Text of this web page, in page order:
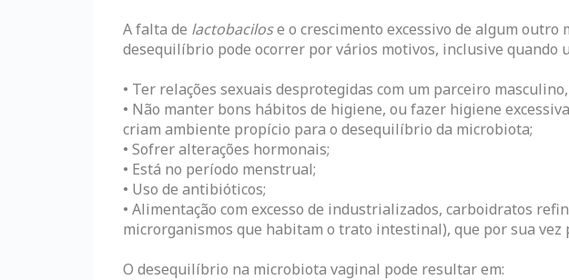
A falta de lactobacilose o crescimento excessivo de algum outro
desequilíbrio pode ocorrer por vários motivos, inclusive quando
• Ter relações sexuais desprotegidas com um parceiro
• Não manter bons hábitos de higiene, ou fazer higiene
criam ambiente propício para o desequilíbrio da microbiota;
• Sofrer alterações hormonais;
• Está no período menstrual;
• Uso de antibióticos;
• Alimentação com excesso de industrializados, carboidratos
microrganismos que habitam o trato intestinal), que por sua vez
O desequilíbrio na microbiota vaginal pode resultar em: